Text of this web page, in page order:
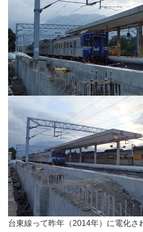
台東線って昨年（2014年）に電化さ